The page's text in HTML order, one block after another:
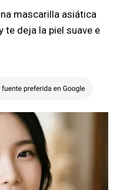
mascarilla asiática
te deja la piel suave e